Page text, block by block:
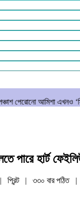
এখনও ‘সিঙ্গেল’ থাকতে
পারে হার্ট
| প্রিন্ট | ৩৩০ বার পঠিত |